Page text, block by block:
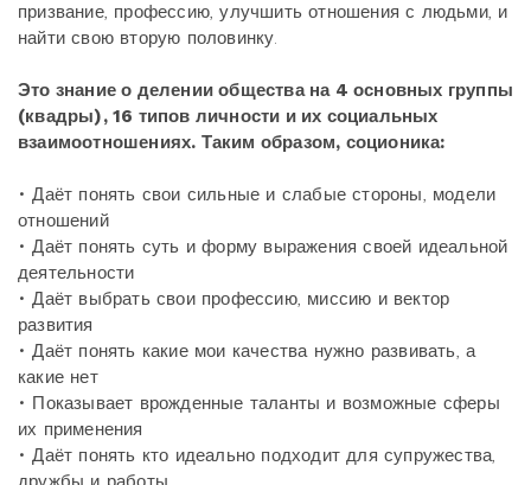
призвание, профессию, улучшить отношения с людьми, и
найти свою вторую половинку.
Это знание о делении общества на 4 основных группы
(квадры), 16 типов личности и их социальных
взаимоотношениях. Таким образом, соционика:
• Даёт понять свои сильные и слабые стороны, модели
отношений
• Даёт понять суть и форму выражения своей идеальной
деятельности
• Даёт выбрать свои профессию, миссию и вектор
развития
• Даёт понять какие мои качества нужно развивать, а
какие нет
• Показывает врожденные таланты и возможные сферы
их применения
• Даёт понять кто идеально подходит для супружества,